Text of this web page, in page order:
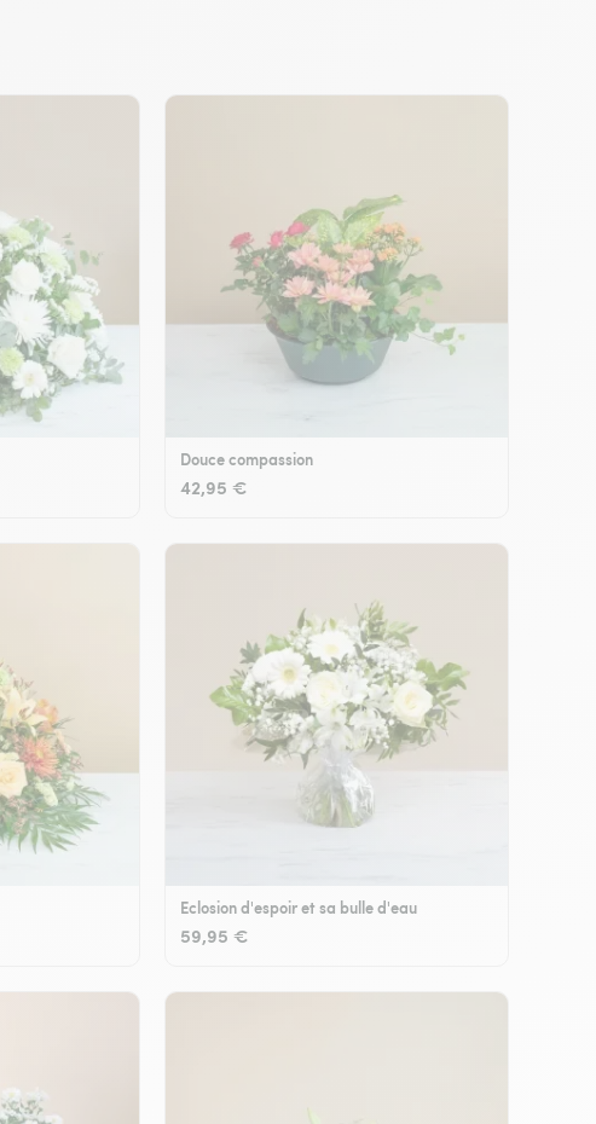
Douce compassion
42,95 €
Eclosion d'espoir et sa bulle d'eau
59,95 €